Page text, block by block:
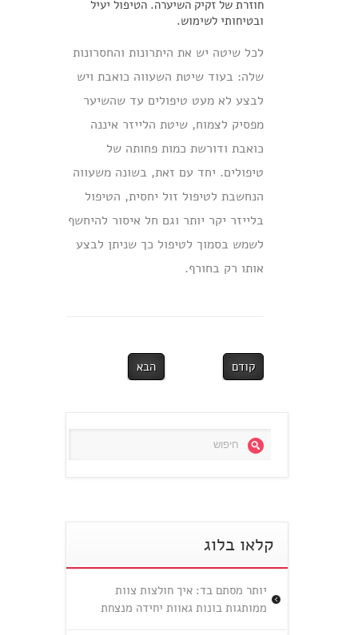
חוזרת של זקיק השיערה. הטיפול יעיל
ובטיחותי לשימוש.
לכל שיטה יש את היתרונות והחסרונות
שלה: בעוד שיטת השעווה כואבת ויש
לבצע לא מעט טיפולים עד שהשיער
מפסיק לצמוח, שיטת הלייזר איננה
כואבת ודורשת כמות פחותה של
טיפולים. יחד עם זאת, בשונה משעווה
הנחשבת לטיפול זול יחסית, הטיפול
בלייזר יקר יותר וגם חל איסור להיחשף
לשמש בסמוך לטיפול כך שניתן לבצע
אותו רק בחורף.
קודם הבא
קלאו בלוג
יותר מסתם בד: איך חולצות צוות
ממותגות בונות גאוות יחידה מנצחת